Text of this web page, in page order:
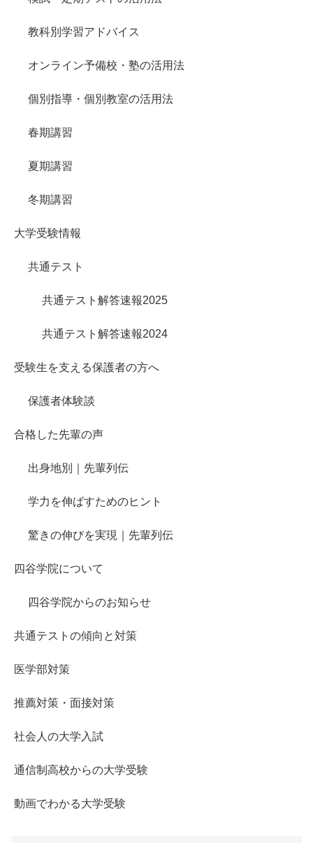
教科別学習アドバイス
オンライン予備校・塾の活用法
個別指導・個別教室の活用法
春期講習
夏期講習
冬期講習
大学受験情報
共通テスト
共通テスト解答速報2025
共通テスト解答速報2024
受験生を支える保護者の方へ
保護者体験談
合格した先輩の声
出身地別｜先輩列伝
学力を伸ばすためのヒント
驚きの伸びを実現｜先輩列伝
四谷学院について
四谷学院からのお知らせ
共通テストの傾向と対策
医学部対策
推薦対策・面接対策
社会人の大学入試
通信制高校からの大学受験
動画でわかる大学受験